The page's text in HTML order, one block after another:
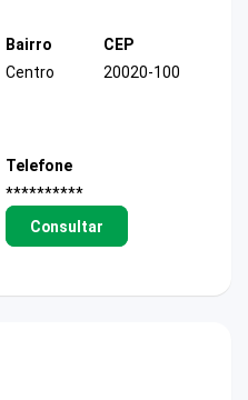
Bairro
Centro
CEP
20020-100
Telefone
**********
Consultar